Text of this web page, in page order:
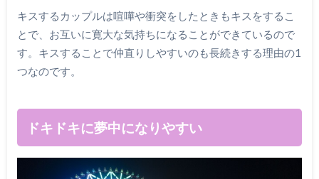
キスするカップルは喧嘩や衝突をしたときもキスをするこ
とで、お互いに寛大な気持ちになることができているので
す。キスすることで仲直りしやすいのも長続きする理由の1
つなのです。
ドキドキに夢中になりやすい